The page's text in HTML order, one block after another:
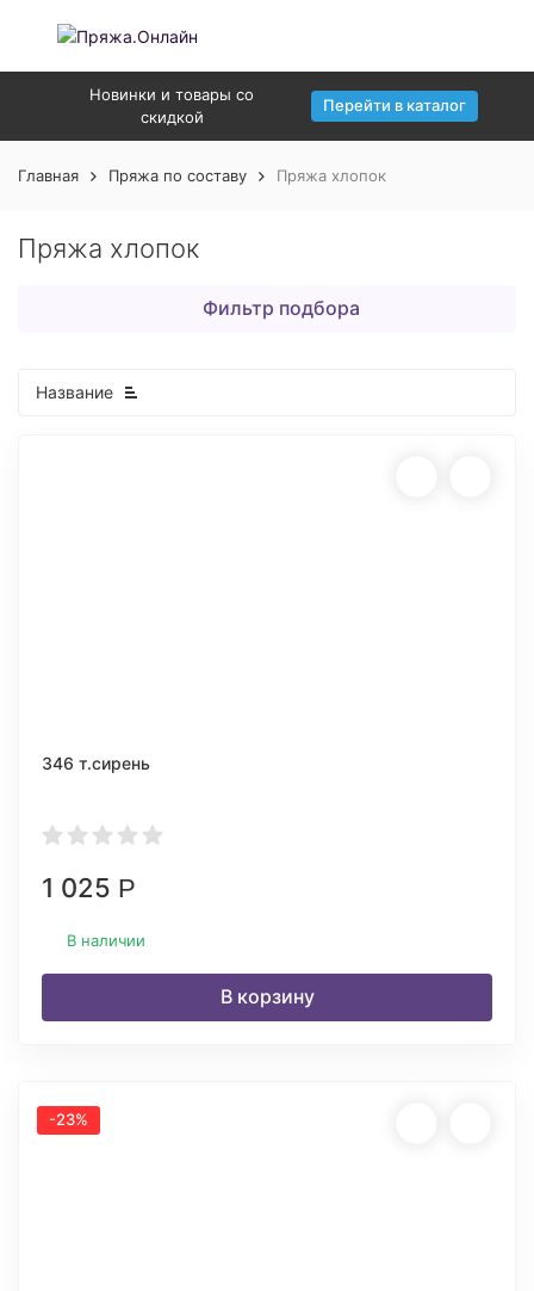
Новинки и товары со
скидкой
Перейти в каталог
Главная Пряжа по составу Пряжа хлопок
Пряжа хлопок
Фильтр подбора
Название
346 т.сирень
1 025 Р
В наличии
В корзину
-23%